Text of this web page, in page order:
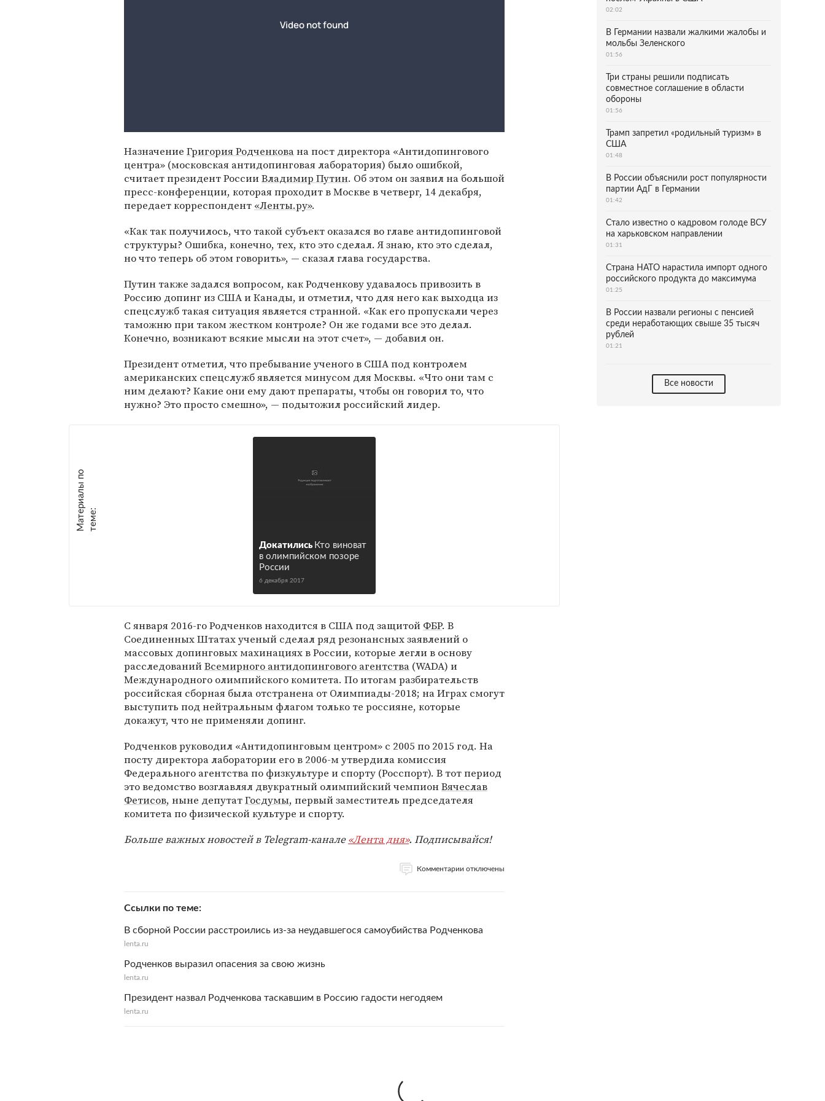
Назначение Григория Родченкована пост директора «Антидопингового
центра» (московская антидопинговая лаборатория) было ошибкой,
считает президент РоссииВладимир Путин. Об этом он заявил на большой
пресс-конференции, которая проходит в Москве в четверг, 14 декабря,
передает корреспондент «Ленты.ру».
«Как так получилось, что такой субъект оказался во главе антидопинговой
структуры? Ошибка, конечно, тех, кто это сделал. Я знаю, кто это сделал,
но что теперь об этом говорить», — сказал глава государства.
Путин также задался вопросом, как Родченкову удавалось привозить в
Россию допинг из США и Канады, и отметил, что для него как выходца из
спецслужб такая ситуация является странной. «Как его пропускали через
таможню при таком жестком контроле? Он же годами все это делал.
Конечно, возникают всякие мысли на этот счет», — добавил он.
Президент отметил, что пребывание ученого в США под контролем
американских спецслужб является минусом для Москвы. «Что они там с
ним делают? Какие они ему дают препараты, чтобы он говорил то, что
нужно? Это просто смешно», — подытожил российский лидер.
М
а
т е
р
и
а
л
ы
п
о
т
е
м
е :
Докатились Кто виноват
в олимпийском позоре
России
6 декабря 2017
С января 2016-го Родченков находится в США под защитой ФБР. В
Соединенных Штатах ученый сделал ряд резонансных заявлений о
массовых допинговых махинациях в России, которые легли в основу
расследованийВсемирного антидопингового агентства (WADA) и
Международного олимпийского комитета. По итогам разбирательств
российская сборная была отстранена от Олимпиады-2018; на Играх смогут
выступить под нейтральным флагом только те россияне, которые
докажут, что не применяли допинг.
Родченков руководил «Антидопинговым центром» с 2005 по 2015 год. На
посту директора лаборатории его в 2006-м утвердила комиссия
Федерального агентства по физкультуре и спорту (Росспорт). В тот период
это ведомство возглавлял двукратный олимпийский чемпионВячеслав
Фетисов, ныне депутатГосдумы, первый заместитель председателя
комитета по физической культуре и спорту.
Больше важных новостей в Telegram-канале«Лента дня». Подписывайся!
Комментарии отключены
Ссылки по теме
В сборной России расстроились из-за неудавшегося самоубийства Родченкова
lenta.ru
Родченков выразил опасения за свою жизнь
lenta.ru
Президент назвал Родченкова таскавшим в Россию гадости негодяем
lenta.ru
02:02
В Германии назвали жалкими жалобы и
мольбы Зеленского
01:56
Три страны решили подписать
совместное соглашение в области
обороны
01:56
Трамп запретил «родильный туризм» в
США
01:48
В России объяснили рост популярности
партии АдГ в Германии
01:42
Стало известно о кадровом голоде ВСУ
на харьковском направлении
01:31
Страна НАТО нарастила импорт одного
российского продукта до максимума
01:25
В России назвали регионы с пенсией
среди неработающих свыше 35 тысяч
рублей
01:21
Все новости